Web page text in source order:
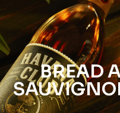
BREAD